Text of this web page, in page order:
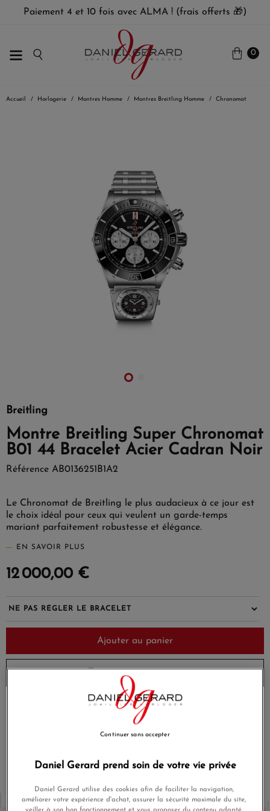
Paiement 4 et 10 fois avec ALMA ! (frais offerts 🎁)
0
Accueil Horlogerie Montres Homme Montres Breitling Homme Chronomat
Breitling
Montre Breitling Super Chronomat
B01 44 Bracelet Acier Cadran Noir
Référence AB0136251B1A2
Le Chronomat de Breitling le plus audacieux à ce jour est
le choix idéal pour ceux qui veulent un garde-temps
mariant parfaitement robustesse et élégance.
EN SAVOIR PLUS
12 000,00 €
Ajouter au panier
Envoi sous 6 à 8 jours
Payez en 4x ou 10x
Daniel Gerard prend soin de votre vie privée
Daniel Gerard utilise des cookies afin de faciliter la navigation,
améliorer votre expérience d'achat, assurer la sécurité maximale du site,
Continuer sans accepter